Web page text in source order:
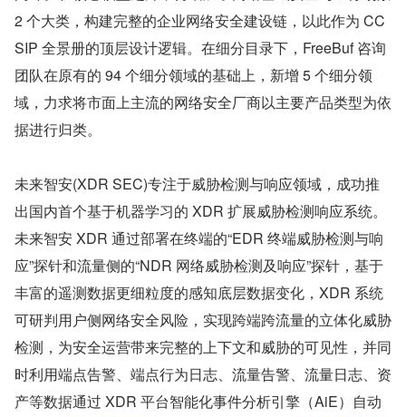
2 个大类，构建完整的企业网络安全建设链，以此作为 CC
SIP 全景册的顶层设计逻辑。在细分目录下，FreeBuf 咨询
团队在原有的 94 个细分领域的基础上，新增 5 个细分领
域，力求将市面上主流的网络安全厂商以主要产品类型为依
据进行归类。
未来智安(XDR SEC)专注于威胁检测与响应领域，成功推
出国内首个基于机器学习的 XDR 扩展威胁检测响应系统。
未来智安 XDR 通过部署在终端的“EDR 终端威胁检测与响
应”探针和流量侧的“NDR 网络威胁检测及响应”探针，基于
丰富的遥测数据更细粒度的感知底层数据变化，XDR 系统
可研判用户侧网络安全风险，实现跨端跨流量的立体化威胁
检测，为安全运营带来完整的上下文和威胁的可见性，并同
时利用端点告警、端点行为日志、流量告警、流量日志、资
产等数据通过 XDR 平台智能化事件分析引擎（AiE）自动